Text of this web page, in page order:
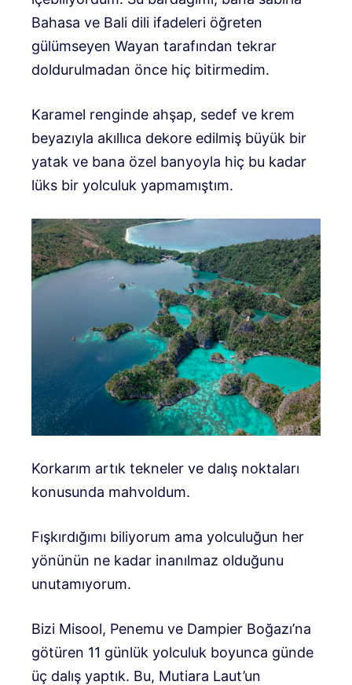
Bahasa ve Bali dili ifadeleri öğreten
gülümseyen Wayan tarafından tekrar
doldurulmadan önce hiç bitirmedim.
Karamel renginde ahşap, sedef ve krem ​​
beyazıyla akıllıca dekore edilmiş büyük bir
yatak ve bana özel banyoyla hiç bu kadar
lüks bir yolculuk yapmamıştım.
Korkarım artık tekneler ve dalış noktaları
konusunda mahvoldum.
Fışkırdığımı biliyorum ama yolculuğun her
yönünün ne kadar inanılmaz olduğunu
unutamıyorum.
Bizi Misool, Penemu ve Dampier Boğazı’na
götüren 11 günlük yolculuk boyunca günde
üç dalış yaptık. Bu, Mutiara Laut’un